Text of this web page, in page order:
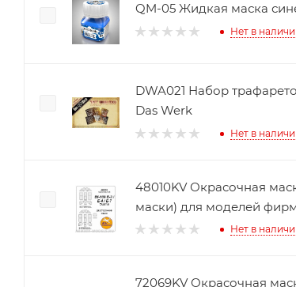
QM-05 Жидкая маска
Нет в
DWA021 Набор
Das Werk
Нет в
48010KV Окрасочная маска Bf-
маски) для моделей
Нет в
72069KV Окрасочная